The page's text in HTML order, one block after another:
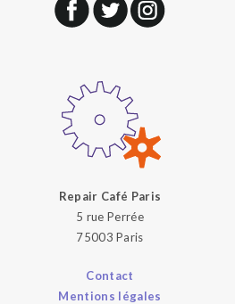
Repair Café Paris
5 rue Perrée
75003 Paris
Contact
Mentions légales